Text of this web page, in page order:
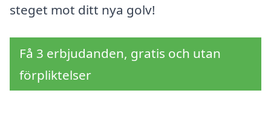
steget mot ditt nya golv!
Få 3 erbjudanden, gratis och utan
förpliktelser